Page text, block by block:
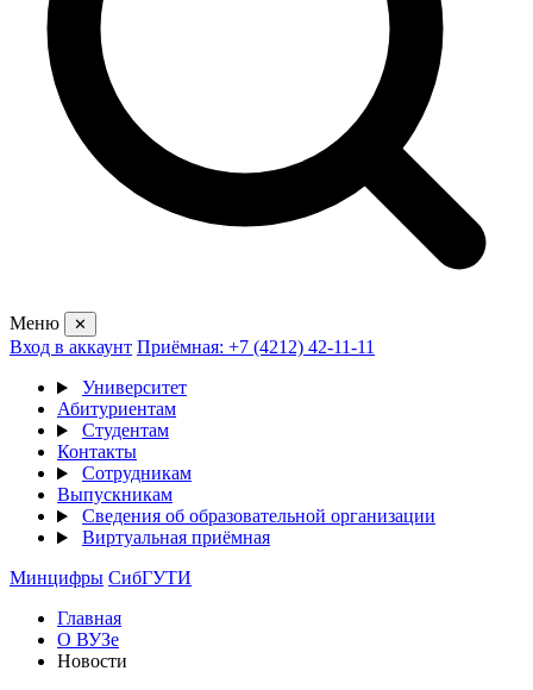
Меню ✕
Вход в аккаунт Приёмная: +7 (4212) 42-11-11
Университет
Абитуриентам
Студентам
Контакты
Сотрудникам
Выпускникам
Сведения об образовательной организации
Виртуальная приёмная
Минцифры СибГУТИ
Главная
О ВУЗе
Новости